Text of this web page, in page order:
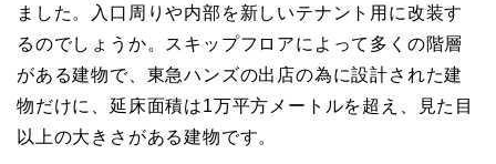
ました。入口周りや内部を新しいテナント用に改装す
るのでしょうか。スキップフロアによって多くの階層
がある建物で、東急ハンズの出店の為に設計された建
物だけに、延床面積は1万平方メートルを超え、見た目
以上の大きさがある建物です。